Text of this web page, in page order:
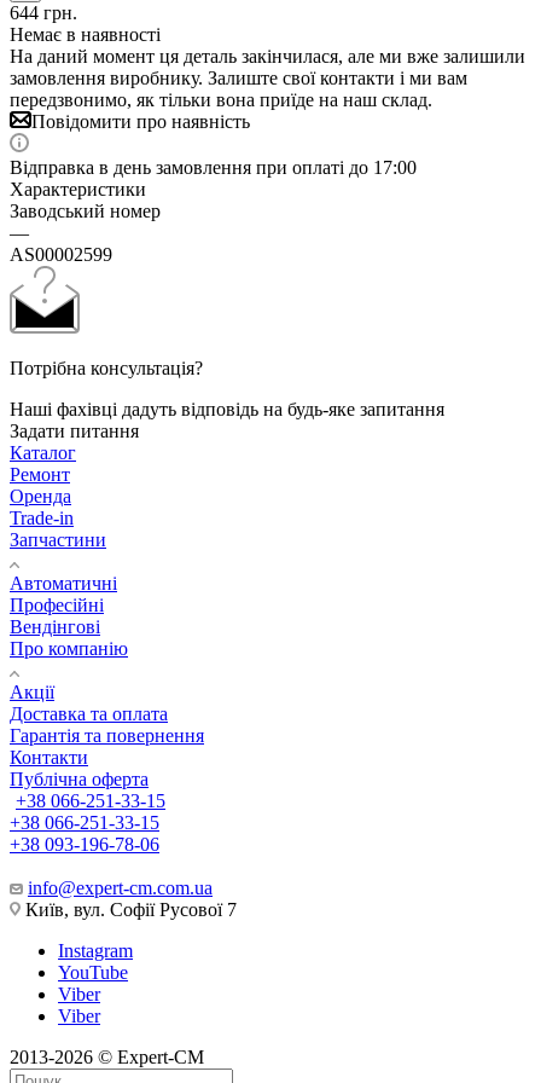
644 грн.
Немає в наявності
На даний момент ця деталь закінчилася, але ми вже залишили
замовлення виробнику. Залиште свої контакти і ми вам
передзвонимо, як тільки вона приїде на наш склад.
Повідомити про наявність
Відправка в день замовлення при оплаті до 17:00
Характеристики
Заводський номер
—
AS00002599
Потрібна консультація?
Наші фахівці дадуть відповідь на будь-яке запитання
Задати питання
Каталог
Ремонт
Оренда
Trade-in
Запчастини
Автоматичні
Професійні
Вендінгові
Про компанію
Акції
Доставка та оплата
Гарантія та повернення
Контакти
Публічна оферта
+38 066-251-33-15
+38 066-251-33-15
+38 093-196-78-06
info@expert-cm.com.ua
Київ, вул. Софії Русової 7
Instagram
YouTube
Viber
Viber
2013-2026 © Expert-CM